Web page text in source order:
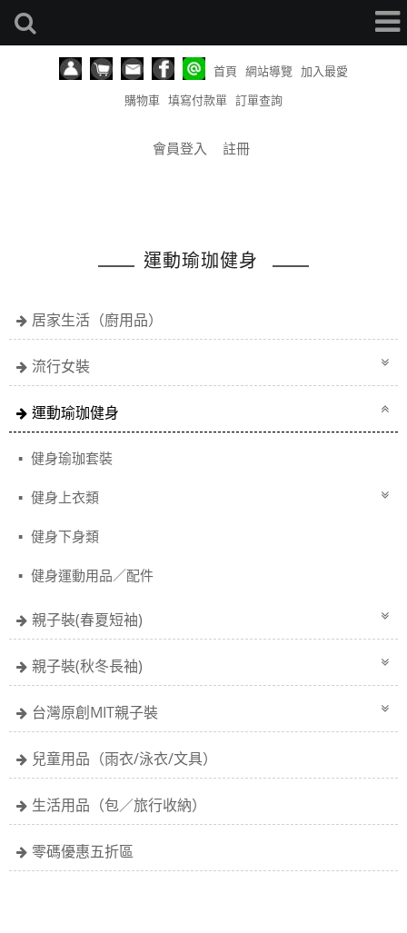
首頁 網站導覽 加入最愛
購物車 填寫付款單 訂單查詢
會員登入 註冊
運動瑜珈健身
居家生活（廚用品）
流行女裝
運動瑜珈健身
健身瑜珈套裝
健身上衣類
健身下身類
健身運動用品／配件
親子裝(春夏短袖)
親子裝(秋冬長袖)
台灣原創MIT親子裝
兒童用品（雨衣/泳衣/文具）
生活用品（包／旅行收納）
零碼優惠五折區